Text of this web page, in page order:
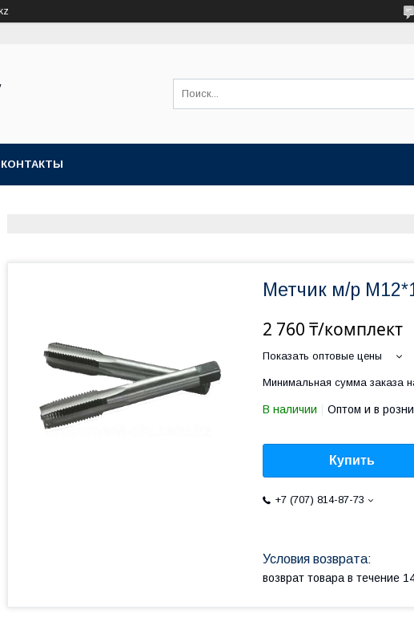
КОНТАКТЫ
Метчик м/р
2 760 ₸/комплект
Показать оптовые цены
Минимальная сумма заказа
В наличии Оптом и в
Купить
+7 (707) 814-87-73
возврат товара в течение